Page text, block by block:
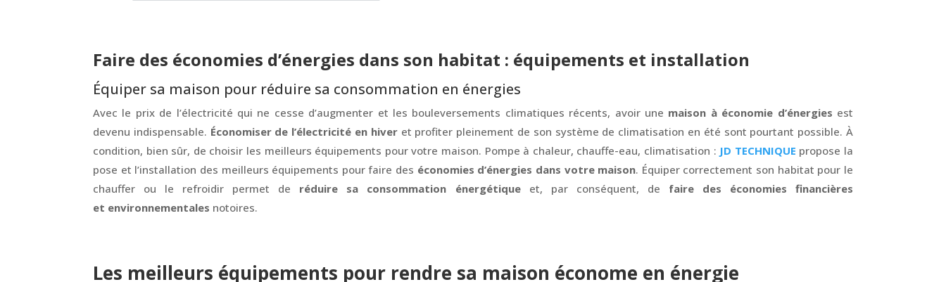
Faire des économies d’énergies dans son habitat : équipements et installation
Équiper sa maison pour réduire sa consommation en énergies
Avec le prix de l’électricité qui ne cesse d’augmenter et les bouleversements climatiques récents, avoir une maison à économie d’énergies est
devenu indispensable. Économiser de l’électricité en hiveret profiter pleinement de son système de climatisation en été sont pourtant possible. À
condition, bien sûr, de choisir les meilleurs équipements pour votre maison. Pompe à chaleur, chauffe-eau, climatisation : JD TECHNIQUE propose la
pose et l’installation des meilleurs équipements pour faire des économies d’énergies dans votre maison. Équiper correctement son habitat pour le
chauffer ou le refroidir permet de réduire sa consommation énergétiqueet, par conséquent, de faire des économies financières
et environnementales notoires.
Les meilleurs équipements pour rendre sa maison économe en énergie